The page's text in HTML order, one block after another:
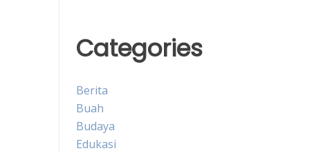
Categories
Berita
Buah
Budaya
Edukasi